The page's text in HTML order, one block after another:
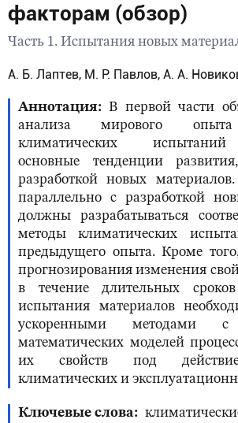
факторам (обзор)
Часть 1. Испытания новых
А. Б. Лаптев, М. Р. Павлов, А. А.
Аннотация
В первой части
анализа мирового опыта
климатических
основные тенденции
разработкой новых
параллельно с разработкой
должны разрабатываться
методы климатических
предыдущего опыта. Кроме
прогнозирования изменения
в течение длительных сроков
испытания материалов
ускоренными методами с
математических моделей
их свойств под
климатических и
Ключевые слова